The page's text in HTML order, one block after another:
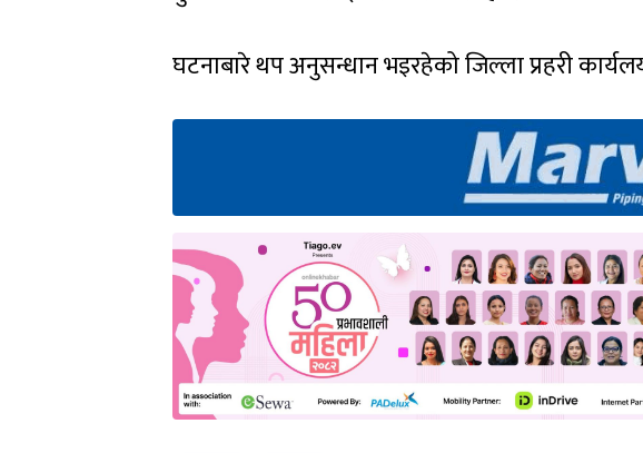
घटनाबारे थप अनुसन्धान भइरहेको जिल्ला प्रहरी